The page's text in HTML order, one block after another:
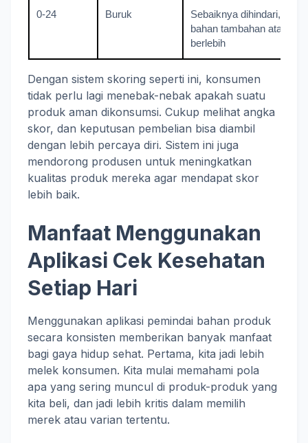
0-24 Buruk
Sebaiknya dihindari,
bahan tambahan atau
berlebih
Dengan sistem skoring seperti ini, konsumen
tidak perlu lagi menebak-nebak apakah suatu
produk aman dikonsumsi. Cukup melihat angka
skor, dan keputusan pembelian bisa diambil
dengan lebih percaya diri. Sistem ini juga
mendorong produsen untuk meningkatkan
kualitas produk mereka agar mendapat skor
lebih baik.
Manfaat Menggunakan
Aplikasi Cek Kesehatan
Setiap Hari
Menggunakan aplikasi pemindai bahan produk
secara konsisten memberikan banyak manfaat
bagi gaya hidup sehat. Pertama, kita jadi lebih
melek konsumen. Kita mulai memahami pola
apa yang sering muncul di produk-produk yang
kita beli, dan jadi lebih kritis dalam memilih
merek atau varian tertentu.